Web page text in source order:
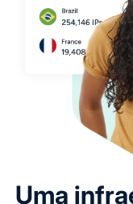
Uma